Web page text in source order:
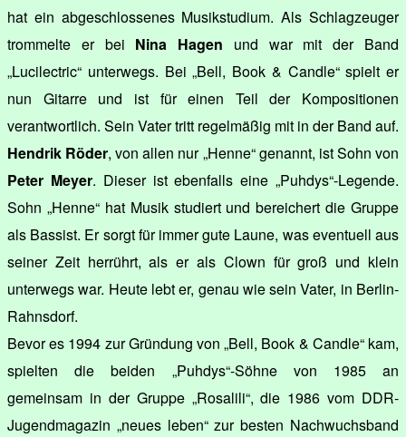
hat ein abgeschlossenes Musikstudium. Als Schlagzeuger
trommelte er bei Nina Hagen und war mit der Band
„Lucilectric“ unterwegs. Bei „Bell, Book & Candle“ spielt er
nun Gitarre und ist für einen Teil der Kompositionen
verantwortlich. Sein Vater tritt regelmäßig mit in der Band auf.
Hendrik Röder, von allen nur „Henne“ genannt, ist Sohn von
Peter Meyer. Dieser ist ebenfalls eine „Puhdys“-Legende.
Sohn „Henne“ hat Musik studiert und bereichert die Gruppe
als Bassist. Er sorgt für immer gute Laune, was eventuell aus
seiner Zeit herrührt, als er als Clown für groß und klein
unterwegs war. Heute lebt er, genau wie sein Vater, in Berlin-
Rahnsdorf.
Bevor es 1994 zur Gründung von „Bell, Book & Candle“ kam,
spielten die beiden „Puhdys“-Söhne von 1985 an
gemeinsam in der Gruppe „Rosalili“, die 1986 vom DDR-
Jugendmagazin „neues leben“ zur besten Nachwuchsband